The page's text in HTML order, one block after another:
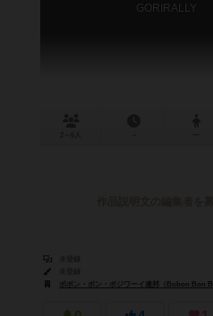
GORIRALLY
ボボン・ボン・ボジワーイ連邦（Bobon Bon